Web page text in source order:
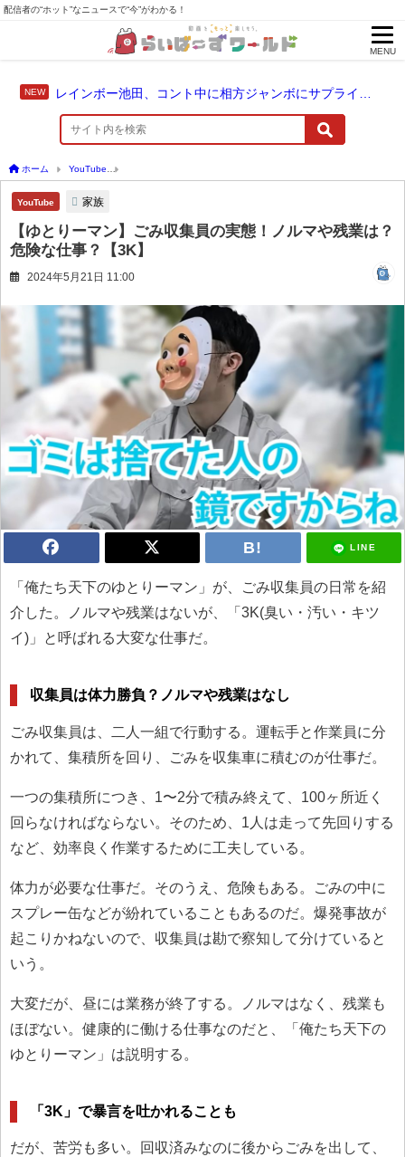
配信者の“ホット”なニュースで“今”がわかる！
MENU
ホーム YouTube
YouTube 家族
【ゆとりーマン】ごみ収集員の実態！ノルマや残業は？
危険な仕事？【3K】
2024年5月21日 11:00
LINE
「俺たち天下のゆとりーマン」が、ごみ収集員の日常を紹
介した。ノルマや残業はないが、「3K(臭い・汚い・キツ
イ)」と呼ばれる大変な仕事だ。
収集員は体力勝負？ノルマや残業はなし
ごみ収集員は、二人一組で行動する。運転手と作業員に分
かれて、集積所を回り、ごみを収集車に積むのが仕事だ。
一つの集積所につき、1〜2分で積み終えて、100ヶ所近く
回らなければならない。そのため、1人は走って先回りする
など、効率良く作業するために工夫している。
体力が必要な仕事だ。そのうえ、危険もある。ごみの中に
スプレー缶などが紛れていることもあるのだ。爆発事故が
起こりかねないので、収集員は勘で察知して分けていると
いう。
大変だが、昼には業務が終了する。ノルマはなく、残業も
ほぼない。健康的に働ける仕事なのだと、「俺たち天下の
ゆとりーマン」は説明する。
「3K」で暴言を吐かれることも
だが、苦労も多い。回収済みなのに後からごみを出して、